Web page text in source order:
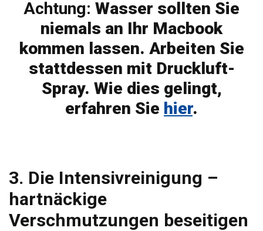
Achtung: Wasser sollten Sie
niemals an Ihr Macbook
kommen lassen. Arbeiten Sie
stattdessen mit Druckluft-
Spray. Wie dies gelingt,
erfahren Sie hier.
3. Die Intensivreinigung –
hartnäckige
Verschmutzungen beseitigen